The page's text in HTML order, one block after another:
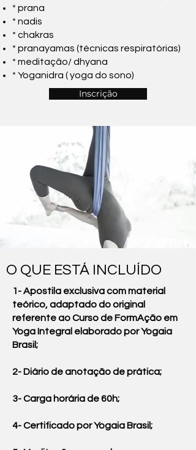
* prana
* nadis
* chakras
* pranayamas (técnicas respiratórias)
* meditação/ dhyana
* Yoganidra ( yoga do sono)
Inscrição
O QUE ESTÁ INCLUÍDO
1- Apostila exclusiva com material
teórico, adaptado do original
referente ao Curso de FormAção em
Yoga Integral elaborado por Yogaia
Brasil;
2- Diário de anotação de prática;
3- Carga horária de 60h;
4- Certificado por Yogaia Brasil;